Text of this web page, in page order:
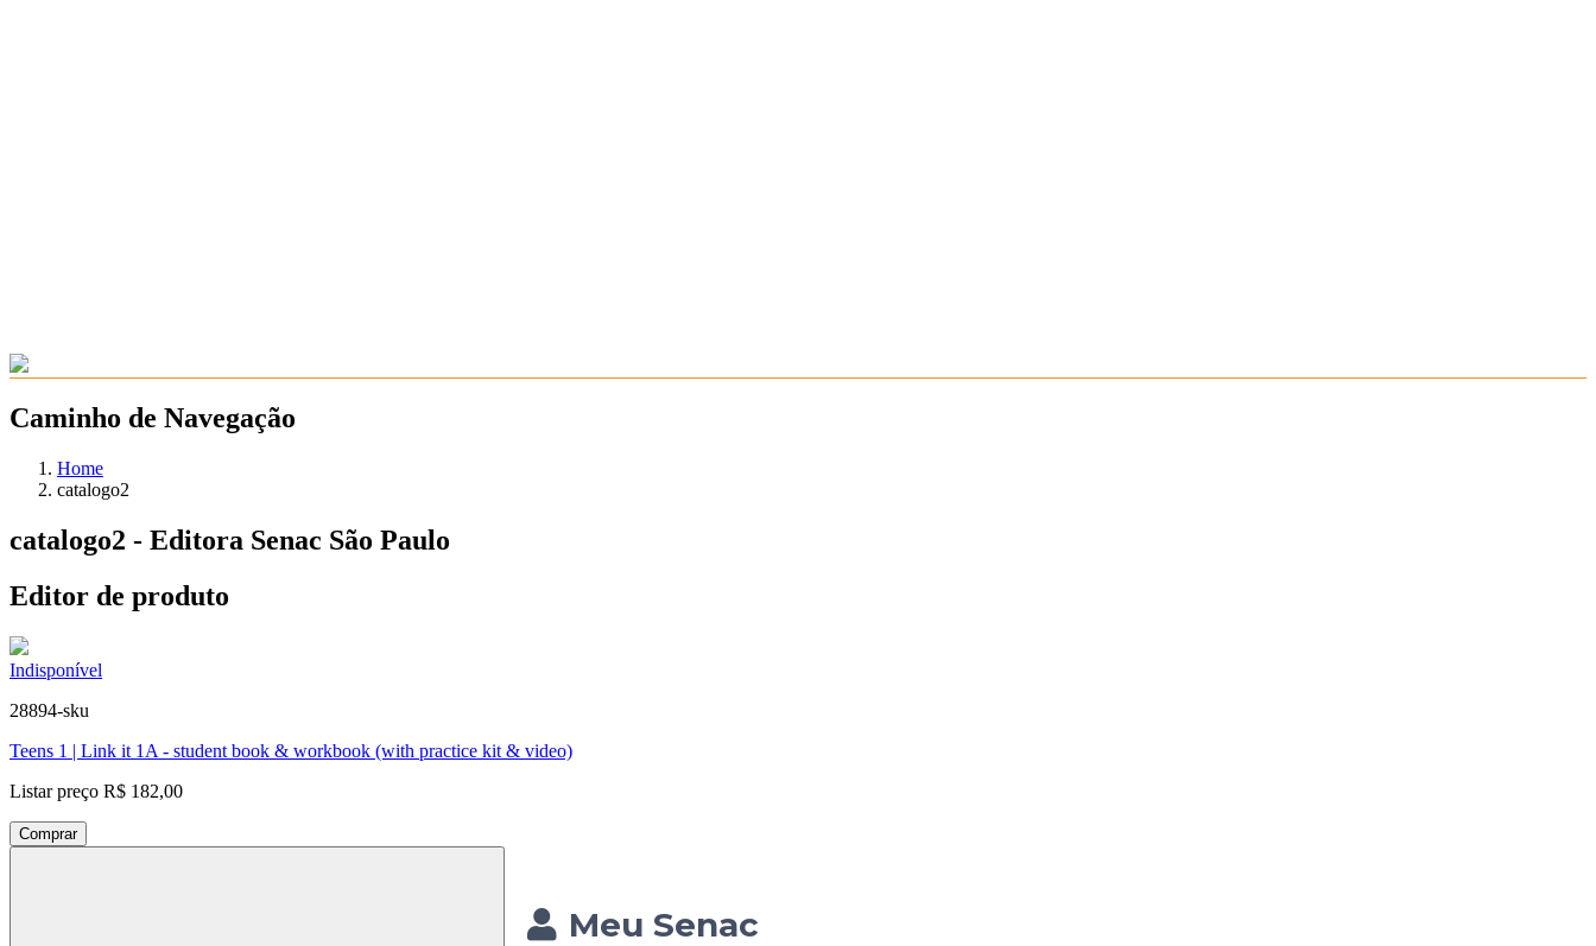
Meu Senac
Caminho de Navegação
Home
catalogo2
catalogo2 - Editora Senac São Paulo
Editor de produto
Indisponível
28894-sku
Teens 1 | Link it 1A - student book & workbook (with practice kit & video)
Listar preço R$ 182,00
Comprar